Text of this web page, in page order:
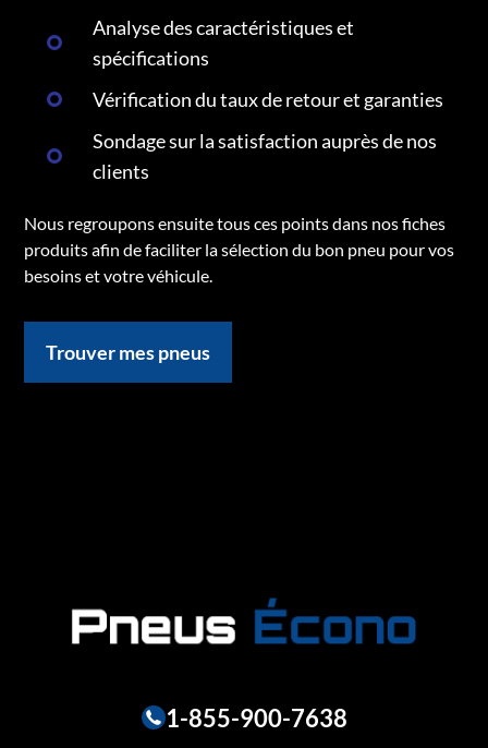
Analyse des caractéristiques et
spécifications
Vérification du taux de retour et garanties
Sondage sur la satisfaction auprès de nos
clients
Nous regroupons ensuite tous ces points dans nos fiches
produits afin de faciliter la sélection du bon pneu pour vos
besoins et votre véhicule.
Trouver mes pneus
1-855-900-7638